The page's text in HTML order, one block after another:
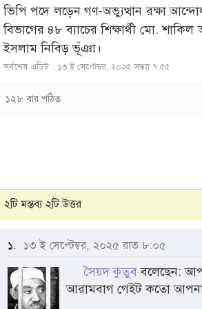
ভিপি পদে লড়েন গণ-অভ্যুত্থান রক্ষা
বিভাগের ৪৮ ব্যাচের শিক্ষার্থী মো.
ইসলাম নিবিড় ভূঁঞা।
সর্বশেষ এডিট : ১৩ ই সেপ্টেম্বর, ২০২৫ সন্ধ্যা ৭:৫৫
১২৮ বার পঠিত
২টি মন্তব্য ২টি উত্তর
১. ১৩ ই সেপ্টেম্বর, ২০২৫ রাত ৮:০৫
সৈয়দ কুতুববলেছেন:
আরামবাগ গেইট কতো